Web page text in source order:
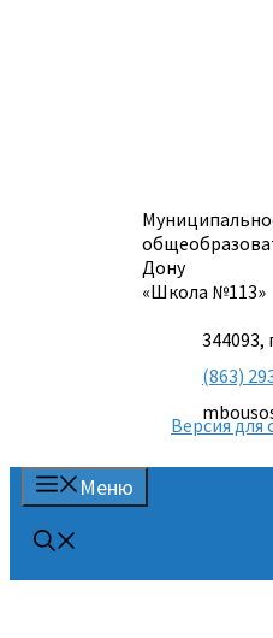
Дону
«Школа №113»
344093,
(863)
Версия для
Меню